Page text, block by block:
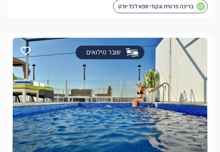
בריכה פרטית וגקוזי ספא לכל יורט
שובר מילואים